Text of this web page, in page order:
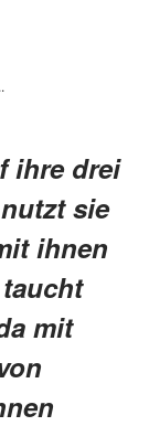
ihre drei
sie
ihnen
mit